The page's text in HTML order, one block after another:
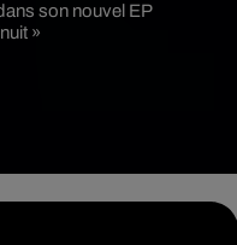
son nouvel EP
»